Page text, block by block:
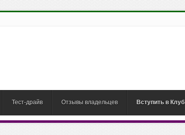
Тест-драйв Отзывы владельцев Вступить в Клуб